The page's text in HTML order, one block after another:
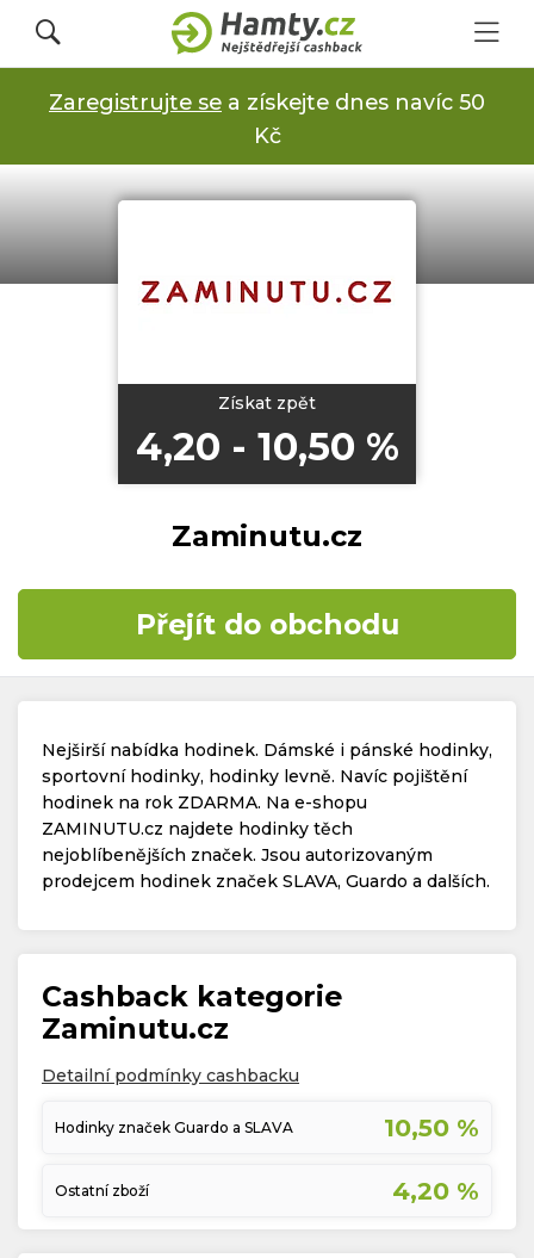
Přihlásit se
Registrovat
Obchody
Jak to funguje
Časté dotazy
Kontakt
Copyright © 2019 - 2026. Všechna práva vyhrazena.
Zaregistrujte se a získejte dnes navíc 50
Kč
Získat zpět
4,20 - 10,50 %
Zaminutu.cz
Přejít do obchodu
Nejširší nabídka hodinek. Dámské i pánské hodinky,
sportovní hodinky, hodinky levně. Navíc pojištění
hodinek na rok ZDARMA. Na e-shopu
ZAMINUTU.cz najdete hodinky těch
nejoblíbenějších značek. Jsou autorizovaným
prodejcem hodinek značek SLAVA, Guardo a dalších.
Cashback kategorie
Zaminutu.cz
Detailní podmínky cashbacku
Hodinky značek Guardo a SLAVA 10,50 %
Ostatní zboží 4,20 %